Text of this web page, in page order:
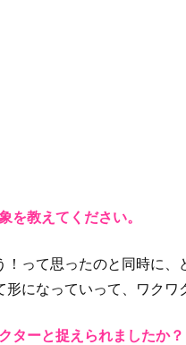
を教えてください。
！って思ったのと同時に
になっていって、ワクワ
ターと捉えられましたか？